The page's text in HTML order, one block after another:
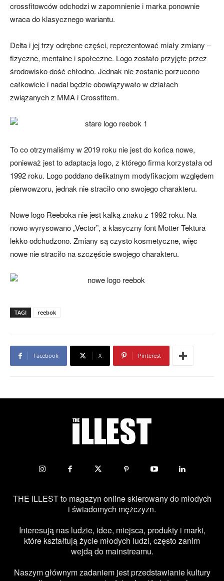
crossfitowców odchodzi w zapomnienie i marka ponownie
wraca do klasycznego wariantu.
Delta i jej trzy odrębne części, reprezentować miały zmiany –
fizyczne, mentalne i społeczne. Logo zostało przyjęte przez
środowisko dość chłodno. Jednak nie zostanie porzucono
całkowicie i nadal będzie obowiązywało w działach
związanych z MMA i Crossfitem.
To co otrzymaliśmy w 2019 roku nie jest do końca nowe,
ponieważ jest to adaptacja logo, z którego firma korzystała od
1992 roku. Logo poddano delikatnym modyfikacjom względem
pierwowzoru, jednak nie straciło ono swojego charakteru.
Nowe logo Reeboka nie jest kalką znaku z 1992 roku. Na
nowo wyrysowano „Vector”, a klasyczny font Motter Tektura
lekko odchudzono. Zmiany są czysto kosmetyczne, więc
nowe nie straciło na szczęście swojego charakteru.
TAGI reebok
Facebook X Pinterest
THE ILLEST to magazyn online skierowany do młodych
i świadomych mężczyzn.
Interesują nas ludzie, idee, miejsca, produkty i marki,
które kształtują życie młodych ludzi, często zanim
wejdą do mainstreamu.
Naszym głównym zadaniem jest przedstawianie kultury